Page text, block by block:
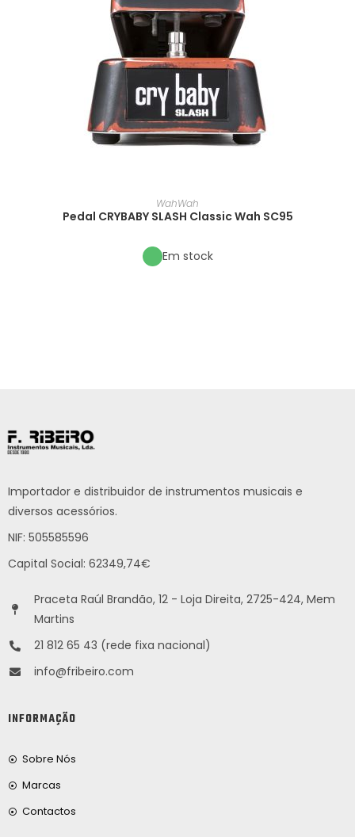
WahWah
Pedal CRYBABY SLASH Classic Wah SC95
Em stock
Importador e distribuidor de instrumentos musicais e
diversos acessórios.
NIF: 505585596
Capital Social: 62349,74€
Praceta Raúl Brandão, 12 - Loja Direita, 2725-424, Mem
Martins
21 812 65 43 (rede fixa nacional)
info@fribeiro.com
INFORMAÇÃO
Sobre Nós
Marcas
Contactos